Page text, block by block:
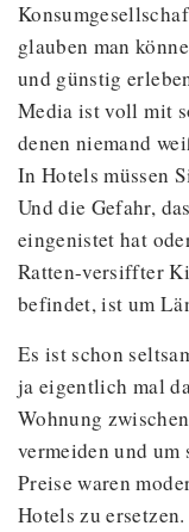
glauben man
und günstig
Media ist voll mit
denen niemand
In Hotels müssen
Und die Gefahr,
eingenistet hat
Ratten-versiffter
befindet, ist um
Es ist schon
ja eigentlich mal
Wohnung
vermeiden und
Preise waren
Hotels zu